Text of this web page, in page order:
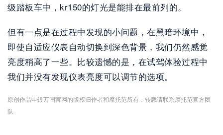
级踏板车中，kr150的灯光是能排在最前列的。
但有一点是在过程中发现的小问题，在黑暗环境中，
即使自适应仪表自动切换到深色背景，我们仍然感觉
亮度稍高了一些。比较遗憾的是，在试驾体验过程中
我们并没有发现仪表亮度可以调节的选项。
原创作品申银万国官网的版权归作者和摩托范所有，转载请联系摩托范官方团
队